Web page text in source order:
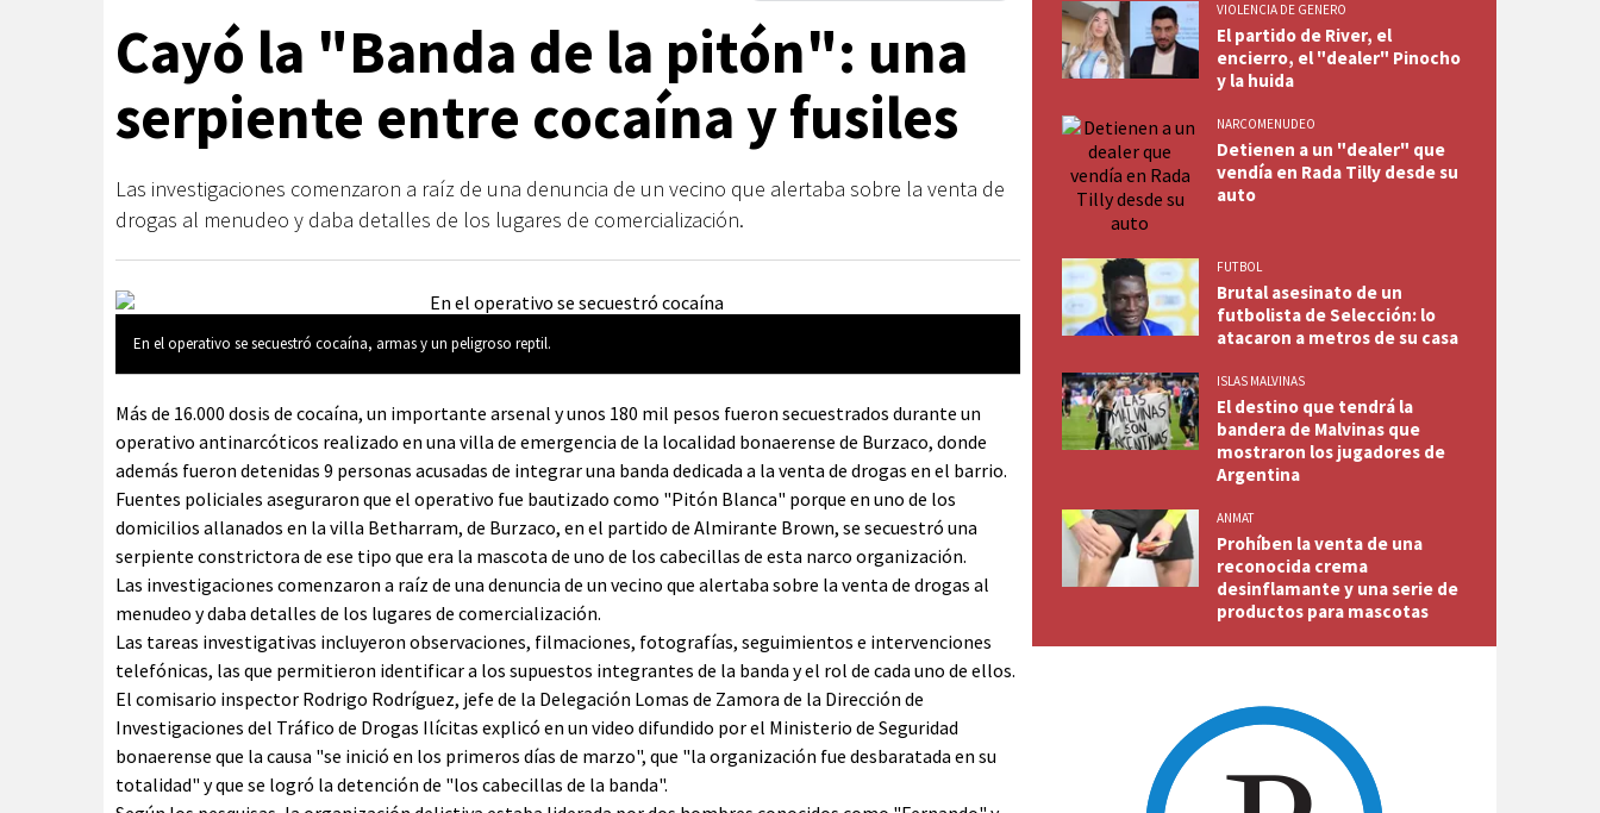
Cayó la "Banda de la pitón": una
serpiente entre cocaína y fusiles
Las investigaciones comenzaron a raíz de una denuncia de un vecino que alertaba sobre la venta de
drogas al menudeo y daba detalles de los lugares de comercialización.
En el operativo se secuestró cocaína, armas y un peligroso reptil.
Más de 16.000 dosis de cocaína, un importante arsenal y unos 180 mil pesos fueron secuestrados durante un
operativo antinarcóticos realizado en una villa de emergencia de la localidad bonaerense de Burzaco, donde
además fueron detenidas 9 personas acusadas de integrar una banda dedicada a la venta de drogas en el barrio.
Fuentes policiales aseguraron que el operativo fue bautizado como "Pitón Blanca" porque en uno de los
domicilios allanados en la villa Betharram, de Burzaco, en el partido de Almirante Brown, se secuestró una
serpiente constrictora de ese tipo que era la mascota de uno de los cabecillas de esta narco organización.
Las investigaciones comenzaron a raíz de una denuncia de un vecino que alertaba sobre la venta de drogas al
menudeo y daba detalles de los lugares de comercialización.
Las tareas investigativas incluyeron observaciones, filmaciones, fotografías, seguimientos e intervenciones
telefónicas, las que permitieron identificar a los supuestos integrantes de la banda y el rol de cada uno de ellos.
El comisario inspector Rodrigo Rodríguez, jefe de la Delegación Lomas de Zamora de la Dirección de
Investigaciones del Tráfico de Drogas Ilícitas explicó en un video difundido por el Ministerio de Seguridad
bonaerense que la causa "se inició en los primeros días de marzo", que "la organización fue desbaratada en su
totalidad" y que se logró la detención de "los cabecillas de la banda".
VIOLENCIA DE GENERO
El partido de River, el
encierro, el "dealer" Pinocho
y la huida
NARCOMENUDEO
Detienen a un "dealer" que
vendía en Rada Tilly desde su
auto
FUTBOL
Brutal asesinato de un
futbolista de Selección: lo
atacaron a metros de su casa
ISLAS MALVINAS
El destino que tendrá la
bandera de Malvinas que
mostraron los jugadores de
Argentina
ANMAT
Prohíben la venta de una
reconocida crema
desinflamante y una serie de
productos para mascotas